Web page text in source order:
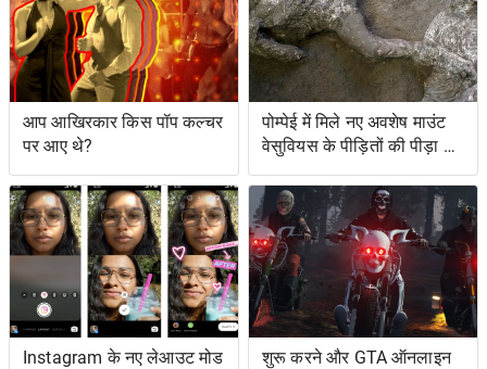
आप आखिरकार किस पॉप कल्चर
पर आए थे?
पोम्पेई में मिले नए अवशेष माउंट
वेसुवियस के पीड़ितों की पीड़ा को
दर्शाते हैं
Instagram के नए लेआउट मोड
शुरू करने और GTA ऑनलाइन